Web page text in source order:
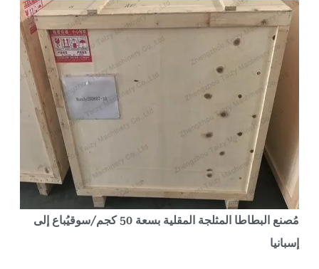
مُصنع البطاطا المثلجة المقلية بسعة 50 كجم/سوقيُباع إلى
إسبانيا